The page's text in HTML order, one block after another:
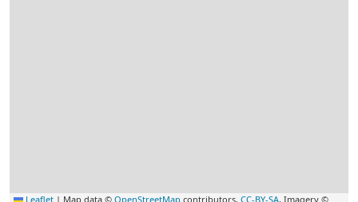
Leaflet | Map data © OpenStreetMap contributors, CC-BY-SA, Imagery ©